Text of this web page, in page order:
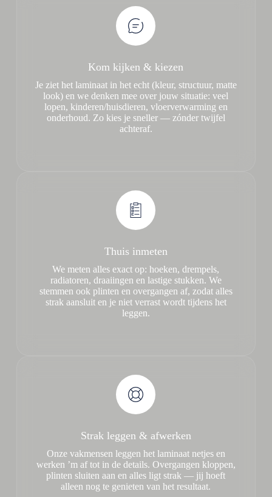
Kom kijken & kiezen
Je ziet het laminaat in het echt (kleur, structuur, matte
look) en we denken mee over jouw situatie: veel
lopen, kinderen/huisdieren, vloerverwarming en
onderhoud. Zo kies je sneller — zónder twijfel
achteraf.
Thuis inmeten
We meten alles exact op: hoeken, drempels,
radiatoren, draaiingen en lastige stukken. We
stemmen ook plinten en overgangen af, zodat alles
strak aansluit en je niet verrast wordt tijdens het
leggen.
Strak leggen & afwerken
Onze vakmensen leggen het laminaat netjes en
werken ’m af tot in de details. Overgangen kloppen,
plinten sluiten aan en alles ligt strak — jij hoeft
alleen nog te genieten van het resultaat.